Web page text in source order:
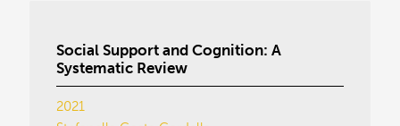
Social Support and Cognition: A
Systematic Review
2021